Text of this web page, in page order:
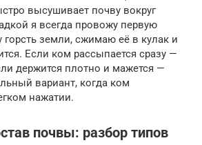
высушивает почву вокруг
я всегда провожу первую
горсть земли, сжимаю её в кулак и
Если ком рассыпается сразу —
держится плотно и мажется —
вариант, когда ком
нажатии.
почвы: разбор типов